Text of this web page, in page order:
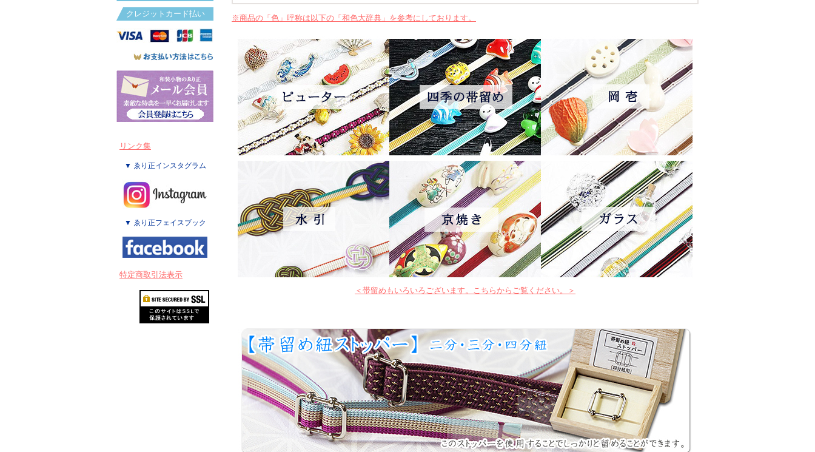
クレジットカード払い
リンク集
▼ ゑり正インスタグラム
▼ ゑり正フェイスブック
特定商取引法表示
※商品の「色」呼称は以下の「和色大辞典」を参考にしております。
＜帯留めもいろいろございます。こちらからご覧ください。＞